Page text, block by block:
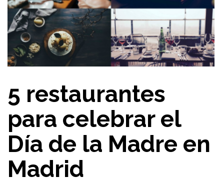
5 restaurantes
para celebrar el
Día de la Madre en
Madrid